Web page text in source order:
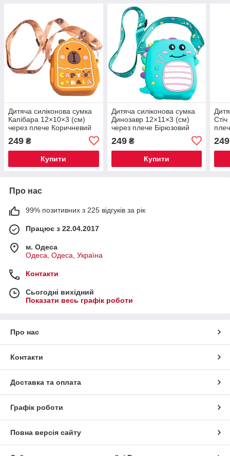
Дитяча силіконова сумка
Капібара 12×10×3 (см)
через плече Коричневий
249 ₴
Купити
Дитяча силіконова сумка
Динозавр 12×11×3 (см)
через плече Бірюзовий
249₴
Купити
249
Про нас
99% позитивних з 225 відгуків за рік
Працює з 22.04.2017
м. Одеса
Одеса, Одеса, Україна
Контакти
Сьогодні вихідний
Показати весь графік роботи
Про нас
Контакти
Доставка та оплата
Графік роботи
Повна версія сайту